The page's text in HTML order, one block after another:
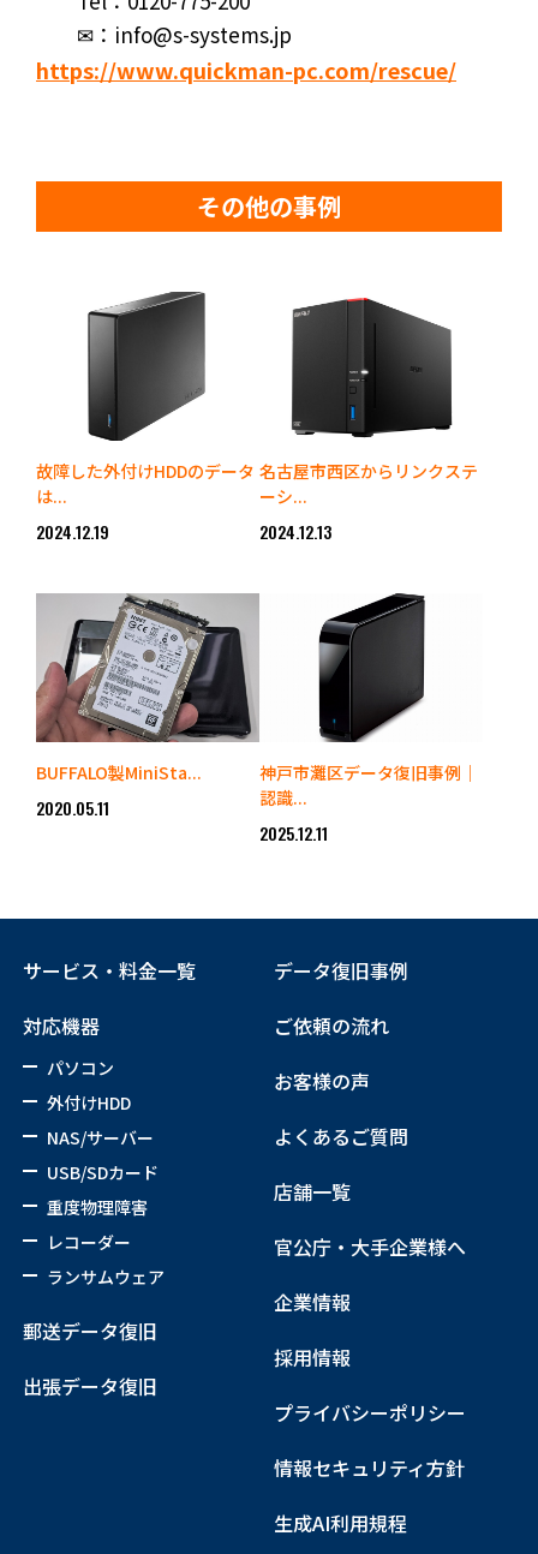
✉：info@s-systems.jp
https://www.quickman-pc.com/rescue/
その他の事例
故障した外付けHDDのデータ
は...
2024.12.19
名古屋市西区からリンクステ
ーシ...
2024.12.13
BUFFALO製MiniSta...
2020.05.11
神戸市灘区データ復旧事例｜
認識...
2025.12.11
サービス・料金一覧
対応機器
パソコン
外付けHDD
NAS/サーバー
USB/SDカード
重度物理障害
レコーダー
ランサムウェア
郵送データ復旧
出張データ復旧
データ復旧事例
ご依頼の流れ
お客様の声
よくあるご質問
店舗一覧
官公庁・大手企業様へ
企業情報
採用情報
プライバシーポリシー
情報セキュリティ方針
生成AI利用規程